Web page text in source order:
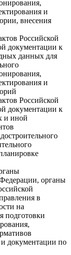
и
внесения
Российской
документации к
данных для
и
Российской
документации к
и иной
органы
в
на
подготовки
и документации по